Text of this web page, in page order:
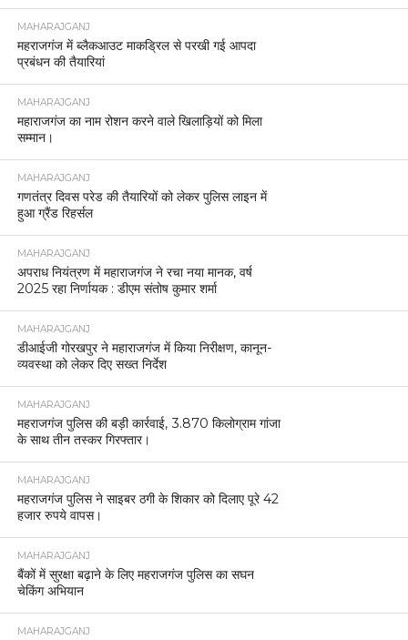
MAHARAJGANJ
महराजगंज में ब्लैकआउट माकड्रिल से परखी गई आपदा
प्रबंधन की तैयारियां
MAHARAJGANJ
महाराजगंज का नाम रोशन करने वाले खिलाड़ियों को मिला
सम्मान।
MAHARAJGANJ
गणतंत्र दिवस परेड की तैयारियों को लेकर पुलिस लाइन में
हुआ ग्रैंड रिहर्सल
MAHARAJGANJ
अपराध नियंत्रण में महाराजगंज ने रचा नया मानक, वर्ष
2025 रहा निर्णायक : डीएम संतोष कुमार शर्मा
MAHARAJGANJ
डीआईजी गोरखपुर ने महाराजगंज में किया निरीक्षण, कानून-
व्यवस्था को लेकर दिए सख्त निर्देश
MAHARAJGANJ
महराजगंज पुलिस की बड़ी कार्रवाई, 3.870 किलोग्राम गांजा
के साथ तीन तस्कर गिरफ्तार।
MAHARAJGANJ
महराजगंज पुलिस ने साइबर ठगी के शिकार को दिलाए पूरे 42
हजार रुपये वापस।
MAHARAJGANJ
बैंकों में सुरक्षा बढ़ाने के लिए महराजगंज पुलिस का सघन
चेकिंग अभियान
MAHARAJGANJ